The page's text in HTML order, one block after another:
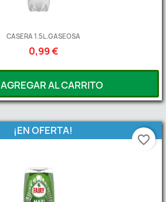
CASERA 1.5L.GASEOSA
0,99 €
AGREGAR AL CARRITO
¡EN OFERTA!
favorite_border